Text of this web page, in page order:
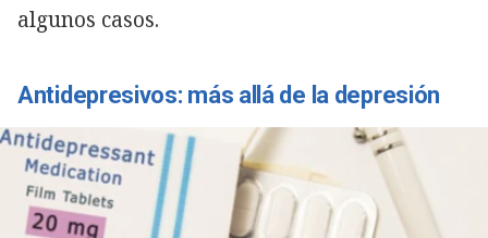
algunos casos.
Antidepresivos: más allá de la depresión